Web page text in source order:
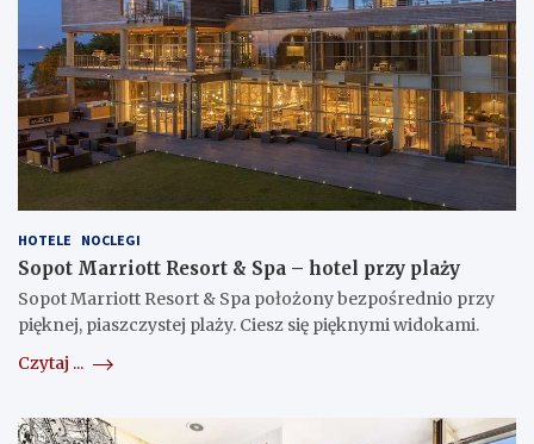
HOTELE NOCLEGI
Sopot Marriott Resort & Spa – hotel przy plaży
Sopot Marriott Resort & Spa położony bezpośrednio przy
pięknej, piaszczystej plaży. Ciesz się pięknymi widokami.
Czytaj ...